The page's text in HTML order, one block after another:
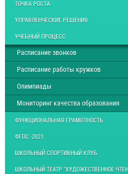
ТОЧКА РОСТА
УПРАВЛЕНЧЕСКИЕ РЕШЕНИЯ
УЧЕБНЫЙ ПРОЦЕСС
Расписание звонков
Расписание работы кружков
Олимпиады
Мониторинг качества образования
ФУНКЦИОНАЛЬНАЯ ГРАМОТНОСТЬ
ФГОС -2021
ШКОЛЬНЫЙ СПОРТИВНЫЙ КЛУБ
ШКОЛЬНЫЙ ТЕАТР "ХУДОЖЕСТВЕННОЕ